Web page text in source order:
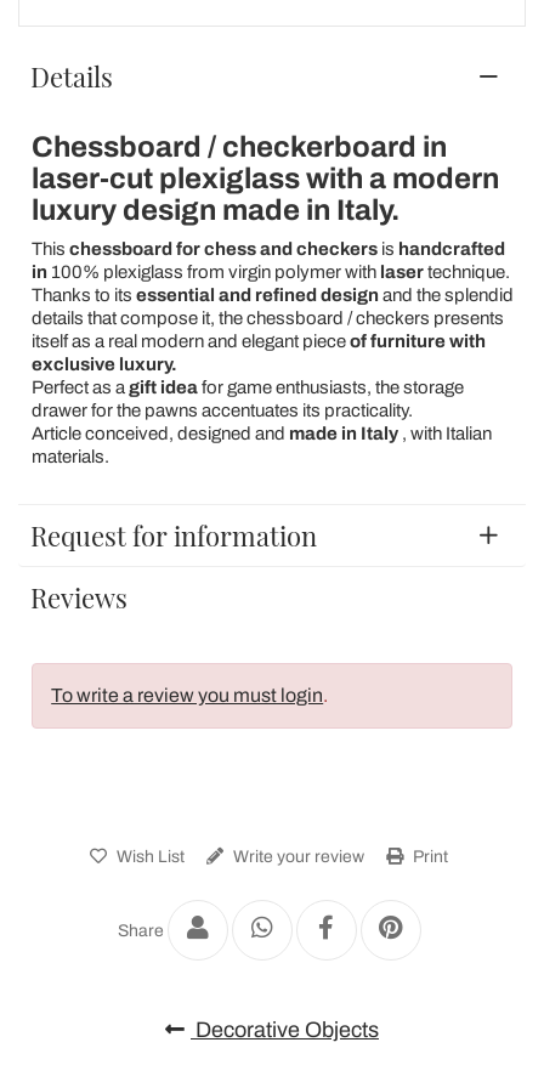
Details
Chessboard / checkerboard in
laser-cut plexiglass with a modern
luxury design made in Italy.
This chessboard for chess and checkersis handcrafted
in 100% plexiglass from virgin polymer with lasertechnique.
Thanks to its essential and refined design and the splendid
details that compose it, the chessboard / checkers presents
itself as a real modern and elegant pieceof furniture with
exclusive luxury.
Perfect as a gift ideafor game enthusiasts, the storage
drawer for the pawns accentuates its practicality.
Article conceived, designed and made in Italy, with Italian
materials.
Request for information
Reviews
To write a review you must login.
Wish List Write your review Print
Share
Decorative Objects